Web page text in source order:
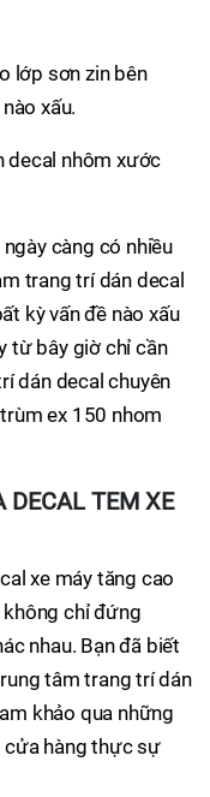
lớp sơn zin bên
xấu.
càng có nhiều
trang trí dán decal
kỳ vấn đề nào xấu
từ bây giờ chỉ cần
dán decal chuyên
ex 150 nhom
TEM XE
xe máy tăng cao
không chỉ đứng
nhau. Bạn đã biết
tâm trang trí dán
khảo qua những
cửa hàng thực sự